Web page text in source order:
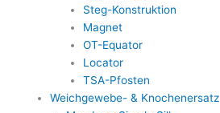
Steg-Konstruktion
Magnet
OT-Equator
Locator
TSA-Pfosten
Weichgewebe- & Knochenersatz